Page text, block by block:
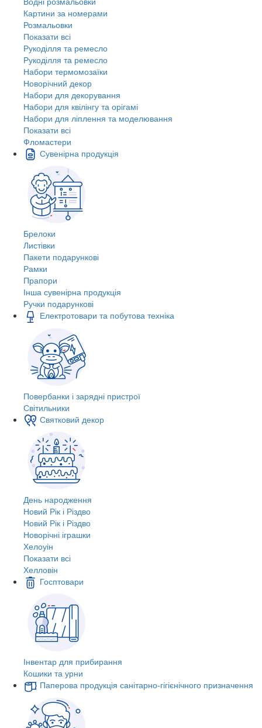
Картини за номерами
Розмальовки
Показати всі
Рукоділля та ремесло
Рукоділля та ремесло
Набори термомозаїки
Новорічний декор
Набори для декорування
Набори для квілінгу та орігамі
Набори для ліплення та моделювання
Показати всі
Фломастери
Сувенірна продукція
Брелоки
Листівки
Пакети подарункові
Рамки
Прапори
Інша сувенірна продукція
Ручки подарункові
Електротовари та побутова техніка
Повербанки і зарядні пристрої
Світильники
Святковий декор
День народження
Новий Рік і Різдво
Новий Рік і Різдво
Новорічні іграшки
Хелоуін
Показати всі
Хелловін
Госптовари
Інвентар для прибирання
Кошики та урни
Паперова продукція санітарно-гігієнічного призначення